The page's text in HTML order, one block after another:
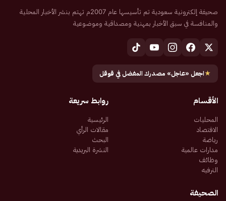
صحيفة إلكترونية سعودية تم تأسيسها عام 2007م تهتم بنشر الأخبار المحلية
والمنافسة في سبق الأخبار بمهنية ومصداقية وموضوعية
★اجعل «عاجل» مصدرك المفضل في قوقل
الأقسام
المحليات
الاقتصاد
رياضة
مدارات عالمية
وظائف
الترفيه
روابط سريعة
الرئيسية
مقالات الرأي
البحث
النشرة البريدية
الصحيفة